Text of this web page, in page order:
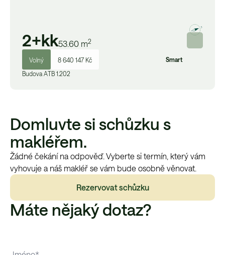
2+kk53.60 m2
Volný 8 640 147 Kč
Smart
Budova ATB 1.202
Domluvte si schůzku s
makléřem.
Žádné čekání na odpověď. Vyberte si termín, který vám
vyhovuje a náš makléř se vám bude osobně věnovat.
Rezervovat schůzku
Máte nějaký dotaz?